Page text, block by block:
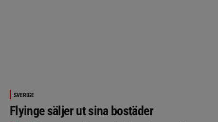
SVERIGE
Flyinge säljer ut sina bostäder